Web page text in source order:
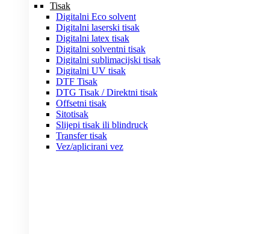
Tisak
Digitalni Eco solvent
Digitalni laserski tisak
Digitalni latex tisak
Digitalni solventni tisak
Digitalni sublimacijski tisak
Digitalni UV tisak
DTF Tisak
DTG Tisak / Direktni tisak
Offsetni tisak
Sitotisak
Slijepi tisak ili blindruck
Transfer tisak
Vez/aplicirani vez